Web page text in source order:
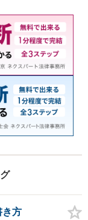
き方